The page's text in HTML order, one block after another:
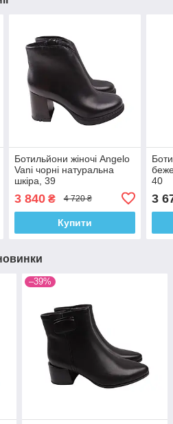
Ботильйони жіночі Angelo
Vani чорні натуральна
шкіра, 39
3 840₴ 4 720 ₴
Купити
40
3
–39%